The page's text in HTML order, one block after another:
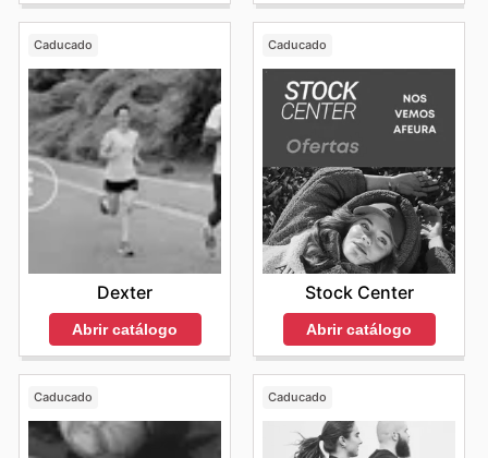
Caducado
Dexter
Abrir catálogo
Caducado
Stock Center
Abrir catálogo
Caducado Caducado